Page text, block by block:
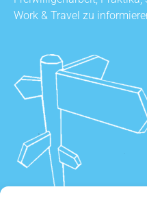
Work & Travel zu